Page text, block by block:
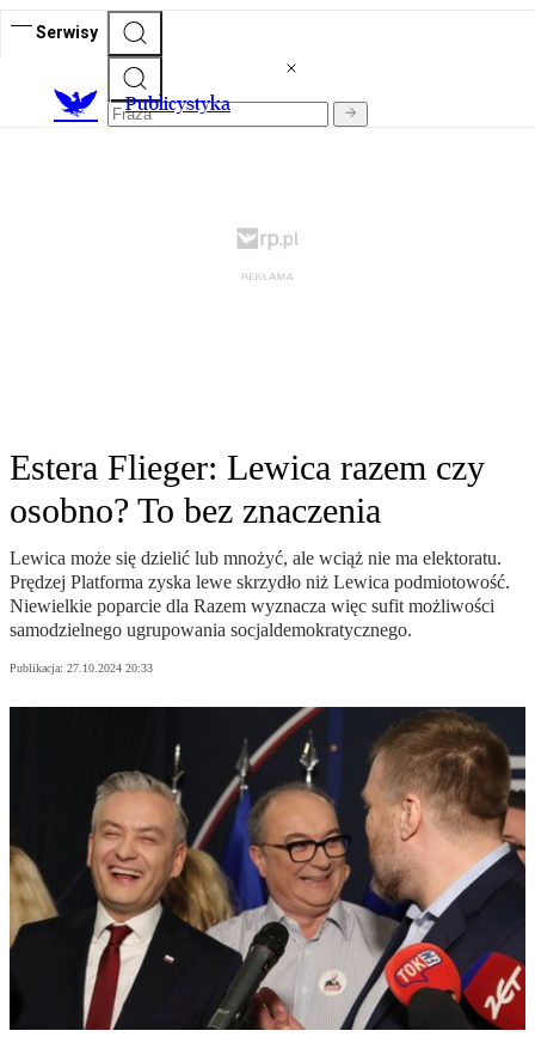
Serwisy
Publicystyka
Estera Flieger: Lewica razem czy
osobno? To bez znaczenia
Lewica może się dzielić lub mnożyć, ale wciąż nie ma elektoratu.
Prędzej Platforma zyska lewe skrzydło niż Lewica podmiotowość.
Niewielkie poparcie dla Razem wyznacza więc sufit możliwości
samodzielnego ugrupowania socjaldemokratycznego.
Publikacja: 27.10.2024 20:33